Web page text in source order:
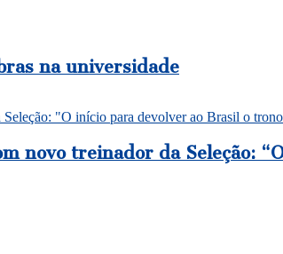
na universidade
novo treinador da Seleção: